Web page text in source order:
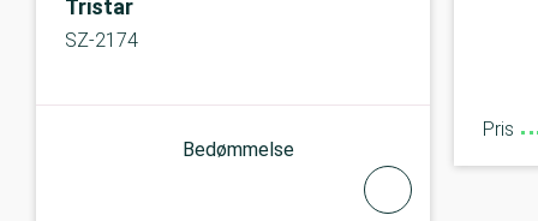
Tristar
SZ-2174
Bedømmelse
Pris